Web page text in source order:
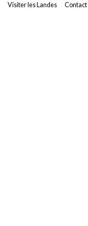
Visiter les Landes
Contact